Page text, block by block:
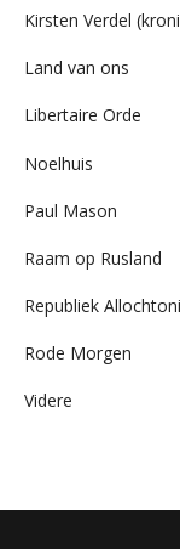
Kirsten Verdel
Land van ons
Libertaire Orde
Noelhuis
Paul Mason
Raam op Rusland
Republiek
Rode Morgen
Videre